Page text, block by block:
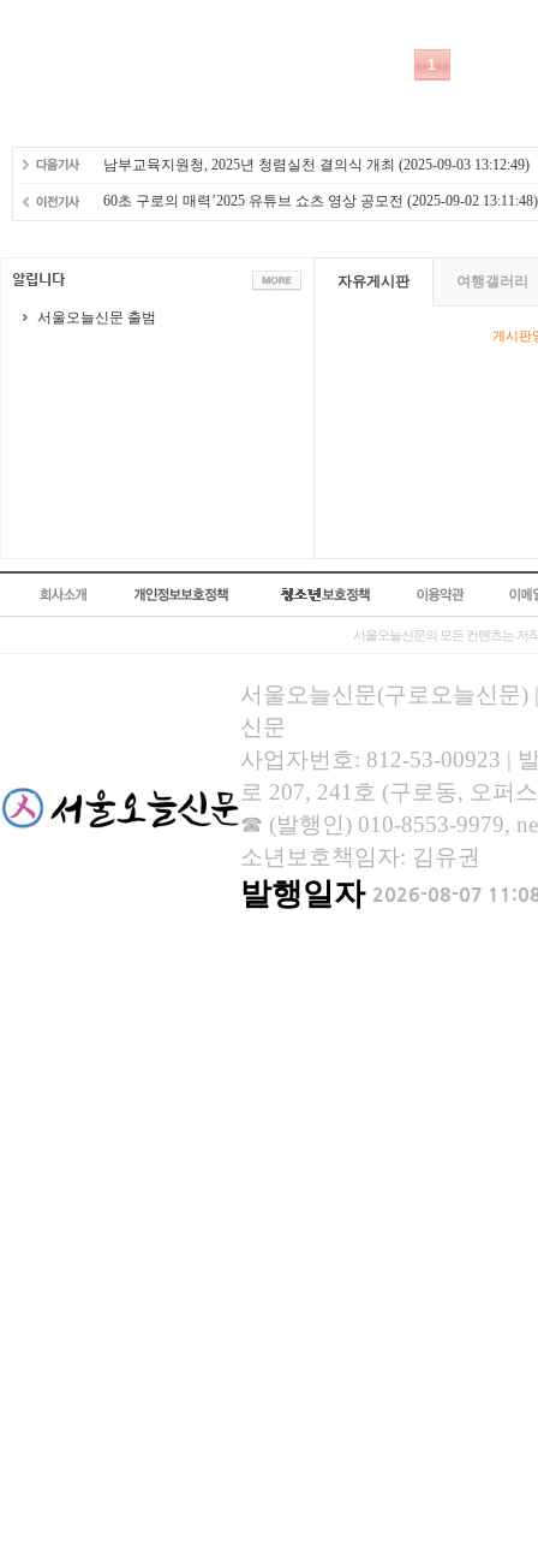
남부교육지원청, 2025년 청렴실천 결의식 개최 (2025-09-03 13:12:49)
60초 구로의 매력’2025 유튜브 쇼츠 영상 공모전 (2025-09-02 13:11:48)
서울오늘신문 출범
자유게시판 여행갤러리
게시판
서울오늘신문의 모든 컨텐츠는 저
서울오늘신문(구로오늘신문)
신문
사업자번호: 812-53-00923 |
로 207, 241호 (구로동, 오퍼
☎ (발행인) 010-8553-9979,
소년보호책임자: 김유권
발행일자